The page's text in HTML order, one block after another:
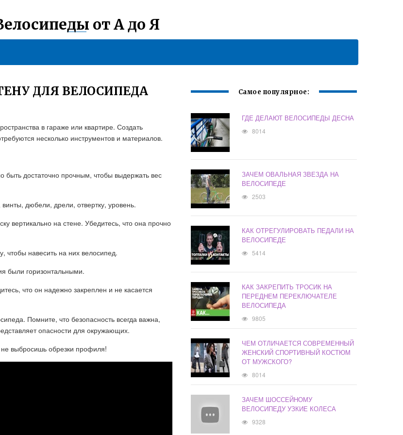
от А до Я
ДЛЯ ВЕЛОСИПЕДА
в гараже или квартире. Создать
несколько инструментов и материалов.
достаточно прочным, чтобы выдержать вес
дюбели, дрели, отвертку, уровень.
вертикально на стене. Убедитесь, что она прочно
чтобы навесить на них велосипед.
были горизонтальными.
что он надежно закреплен и не касается
Помните, что безопасность всегда важна,
опасности для окружающих.
выбросишь обрезки профиля!
Самое популярное:
ГДЕ ДЕЛАЮТ ВЕЛОСИПЕДЫ ДЕСНА
8014
ЗАЧЕМ ОВАЛЬНАЯ ЗВЕЗДА НА
ВЕЛОСИПЕДЕ
2503
КАК ОТРЕГУЛИРОВАТЬ ПЕДАЛИ НА
ВЕЛОСИПЕДЕ
5414
КАК ЗАКРЕПИТЬ ТРОСИК НА
ПЕРЕДНЕМ ПЕРЕКЛЮЧАТЕЛЕ
ВЕЛОСИПЕДА
9805
ЧЕМ ОТЛИЧАЕТСЯ СОВРЕМЕННЫЙ
ЖЕНСКИЙ СПОРТИВНЫЙ КОСТЮМ
ОТ МУЖСКОГО?
8014
ЗАЧЕМ ШОССЕЙНОМУ
ВЕЛОСИПЕДУ УЗКИЕ КОЛЕСА
9328